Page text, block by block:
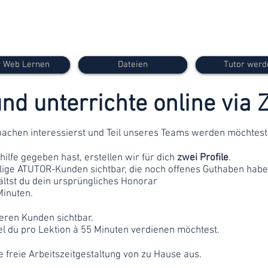
Web Lernen Dateien Tutor
unterrichte online via
interessierst und Teil unseres Teams werden
gegeben hast, erstellen wir für dich zwei Profile.
ATUTOR-Kunden sichtbar, die noch offenes Guthaben
du dein ursprüngliches Honorar
Kunden sichtbar.
du pro Lektion à 55 Minuten verdienen möchtest.
Arbeitszeitgestaltung von zu Hause aus.